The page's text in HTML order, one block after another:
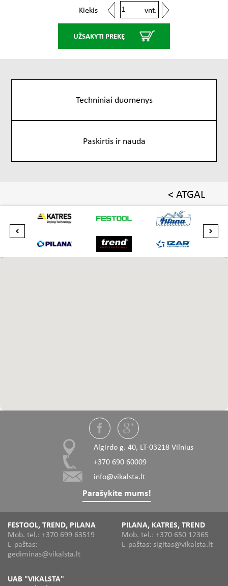
Kiekis vnt.
UŽSAKYTI PREKĘ
Techniniai duomenys
Paskirtis ir nauda
< ATGAL
Algirdo g. 40, LT-03218 Vilnius
+370 690 60009
info@vikalsta.lt
Parašykite mums!
FESTOOL, TREND, PILANA
Mob. tel.: +370 699 63519
E-paštas:
gediminas@vikalsta.lt
PILANA, KATRES, TREND
Mob. tel.: +370 650 12365
E-paštas: sigitas@vikalsta.lt
UAB "VIKALSTA"